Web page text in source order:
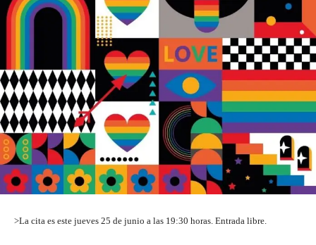
>La cita es este jueves 25 de junio a las 19:30 horas. Entrada libre.